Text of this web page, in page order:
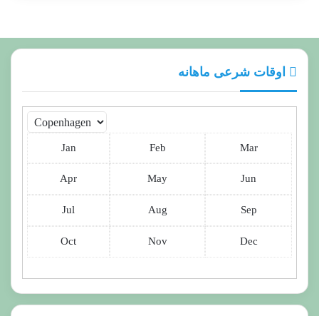
اوقات شرعی ماهانه
Jan Feb Mar
Apr May Jun
Jul Aug Sep
Oct Nov Dec